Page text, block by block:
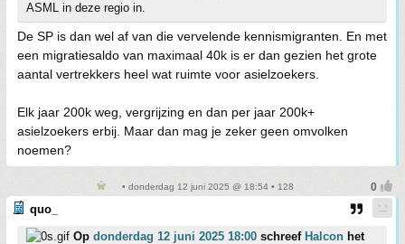
ASML in deze regio in.
De SP is dan wel af van die vervelende kennismigranten. En met
een migratiesaldo van maximaal 40k is er dan gezien het grote
aantal vertrekkers heel wat ruimte voor asielzoekers.
Elk jaar 200k weg, vergrijzing en dan per jaar 200k+
asielzoekers erbij. Maar dan mag je zeker geen omvolken
noemen?
• donderdag 12 juni 2025 @ 18:54 • 128
quo_
Op donderdag 12 juni 2025 18:00 schreef Halcon het